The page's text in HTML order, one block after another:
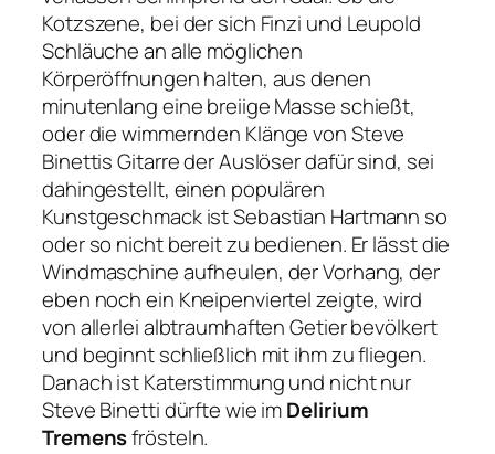
Kotzszene, bei der sich Finzi und Leupold
Schläuche an alle möglichen
Körperöffnungen halten, aus denen
minutenlang eine breiige Masse schießt,
oder die wimmernden Klänge von Steve
Binettis Gitarre der Auslöser dafür sind, sei
dahingestellt, einen populären
Kunstgeschmack ist Sebastian Hartmann so
oder so nicht bereit zu bedienen. Er lässt die
Windmaschine aufheulen, der Vorhang, der
eben noch ein Kneipenviertel zeigte, wird
von allerlei albtraumhaften Getier bevölkert
und beginnt schließlich mit ihm zu fliegen.
Danach ist Katerstimmung und nicht nur
Steve Binetti dürfte wie imDelirium
Tremensfrösteln.